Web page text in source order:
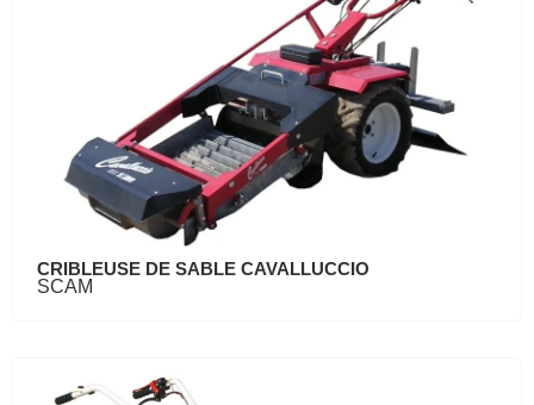
CRIBLEUSE DE SABLE CAVALLUCCIO
SCAM